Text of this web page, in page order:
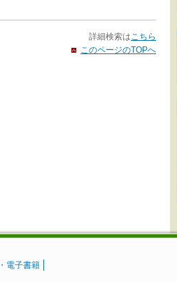
詳細検索はこちら
このページのTOPへ
電子書籍